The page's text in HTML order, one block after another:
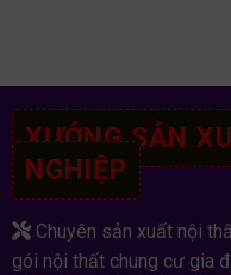
XƯỞNG SẢN
NGHIỆP
Chuyên sản xuất nội
gói nội thất chung cư gia